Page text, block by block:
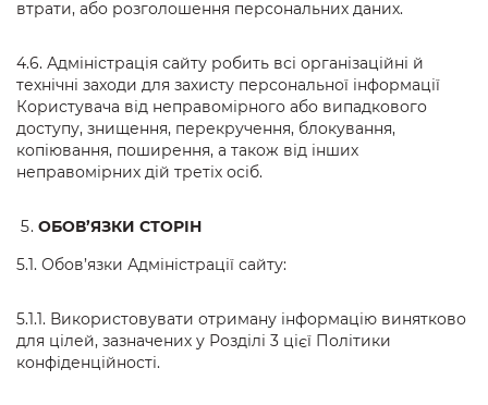
втрати, або розголошення персональних даних.
4.6. Адміністрація сайту робить всі організаційні й
технічні заходи для захисту персональної інформації
Користувача від неправомірного або випадкового
доступу, знищення, перекручення, блокування,
копіювання, поширення, а також від інших
неправомірних дій третіх осіб.
ОБОВ’ЯЗКИ СТОРІН
5.1. Обов’язки Адміністрації сайту:
5.1.1. Використовувати отриману інформацію винятково
для цілей, зазначених у Розділі 3 цієї Політики
конфіденційності.